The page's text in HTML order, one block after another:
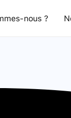
nous ?